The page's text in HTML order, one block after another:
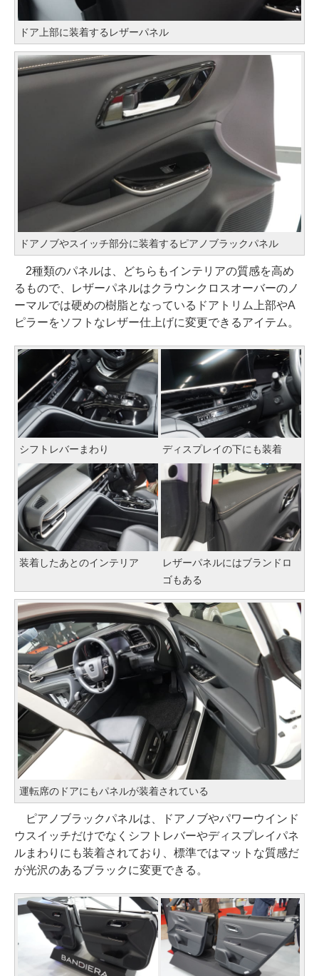
ドア上部に装着するレザーパネル
ドアノブやスイッチ部分に装着するピアノブラックパネル
2種類のパネルは、どちらもインテリアの質感を高め
るもので、レザーパネルはクラウンクロスオーバーのノ
ーマルでは硬めの樹脂となっているドアトリム上部やA
ピラーをソフトなレザー仕上げに変更できるアイテム。
シフトレバーまわり ディスプレイの下にも装着
装着したあとのインテリア
レザーパネルにはブランドロ
ゴもある
運転席のドアにもパネルが装着されている
ピアノブラックパネルは、ドアノブやパワーウインド
ウスイッチだけでなくシフトレバーやディスプレイパネ
ルまわりにも装着されており、標準ではマットな質感だ
が光沢のあるブラックに変更できる。